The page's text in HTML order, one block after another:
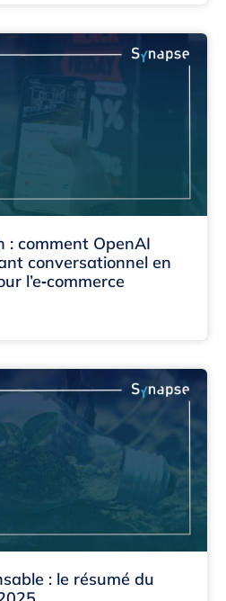
: comment OpenAI
conversationnel en
l’e‑commerce
: le résumé du